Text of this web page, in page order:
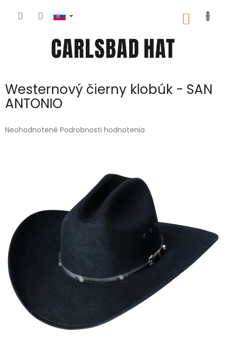
Westernový čierny klobúk - SAN
ANTONIO
Priemerné
Neohodnotené Podrobnosti hodnotenia